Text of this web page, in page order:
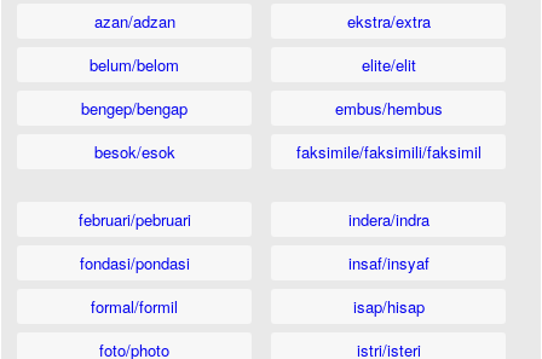
azan/adzan
belum/belom
bengep/bengap
besok/esok
ekstra/extra
elite/elit
embus/hembus
faksimile/faksimili/faksimil
februari/pebruari
fondasi/pondasi
formal/formil
foto/photo
indera/indra
insaf/insyaf
isap/hisap
istri/isteri